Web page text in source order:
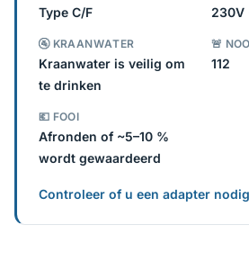
Type C/F 230V
🚰 KRAANWATER
Kraanwater is veilig om
te drinken
🚨
112
💶 FOOI
Afronden of ~5–10 %
wordt gewaardeerd
Controleer of u een adapter